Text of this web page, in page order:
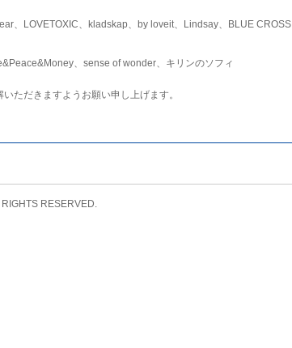
、LOVETOXIC、kladskap、by loveit、Lindsay、BLUE CROSS
、sense of wonder、キリンのソフィ
ただきますようお願い申し上げます。